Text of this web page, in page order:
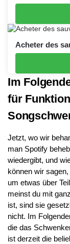
Acheter des
Im
für
Jetzt, wo wir
man Spotify
wiedergibt, und
können wir
um etwas über
meinst du mit
ist, sind sie
nicht. Im
die das
ist derzeit die